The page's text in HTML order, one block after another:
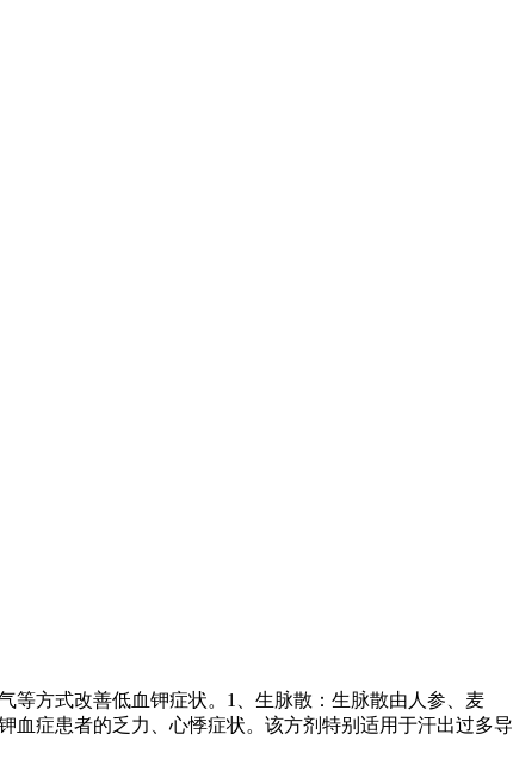
等方式改善低血钾症状。1、生脉散：生脉散由人参、麦
血症患者的乏力、心悸症状。该方剂特别适用于汗出过多导